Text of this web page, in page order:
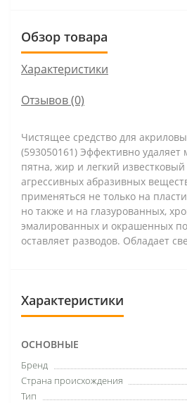
Обзор товара
Характеристики
Отзывов (0)
Чистящее средство для
(593050161) Эффективно
пятна, жир и легкий
агрессивных абразивных
применяться не только на
но также и на глазурованных,
эмалированных и окрашенных
оставляет разводов. Обладает
Характеристики
ОСНОВНЫЕ
Бренд
Страна происхождения
Тип